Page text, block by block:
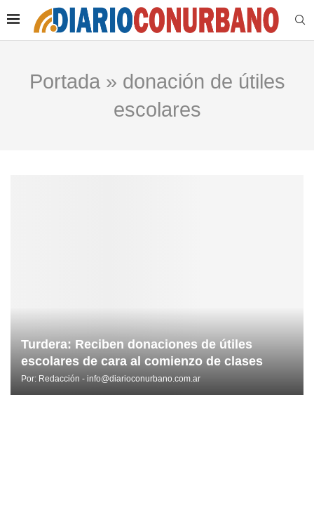
Portada» donación de útiles
escolares
Turdera: Reciben donaciones de útiles
escolares de cara al comienzo de clases
Por: Redacción - info@diarioconurbano.com.ar